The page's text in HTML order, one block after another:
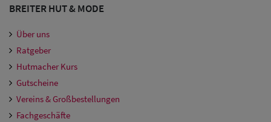
BREITER HUT & MODE
Über uns
Ratgeber
Hutmacher Kurs
Gutscheine
Vereins & Großbestellungen
Fachgeschäfte